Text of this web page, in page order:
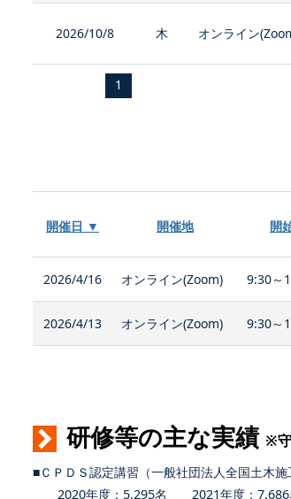
2026/10/8 木 オンライン
1
開催日 ▼ 開催地 開
2026/4/16 オンライン(Zoom) 9:30～
2026/4/13 オンライン(Zoom) 9:30～
研修等の主な実績 ※
■ＣＰＤＳ認定講習（一般社団法人全国土木施
2020年度：5,295名 2021年度：